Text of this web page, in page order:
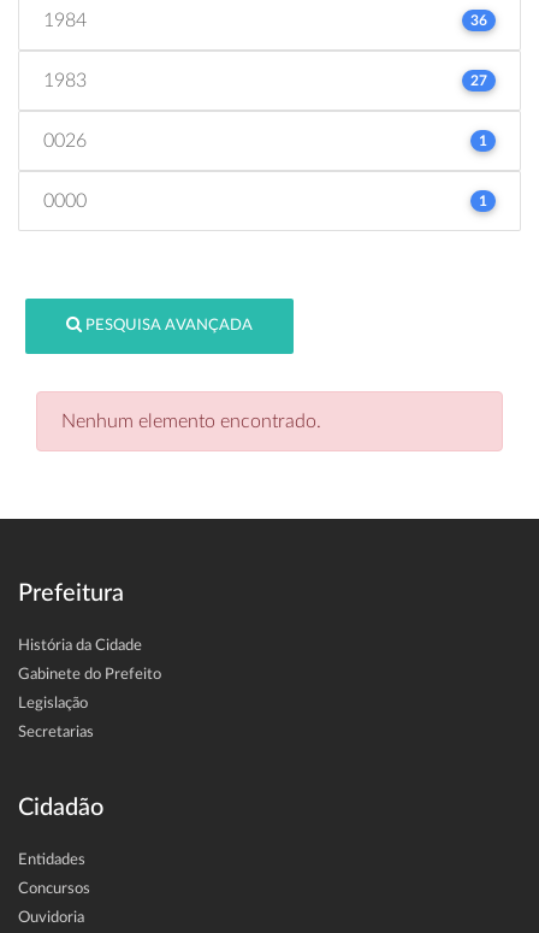
1984 36
1983 27
0026 1
0000 1
PESQUISA AVANÇADA
Nenhum elemento encontrado.
Prefeitura
História da Cidade
Gabinete do Prefeito
Legislação
Secretarias
Cidadão
Entidades
Concursos
Ouvidoria